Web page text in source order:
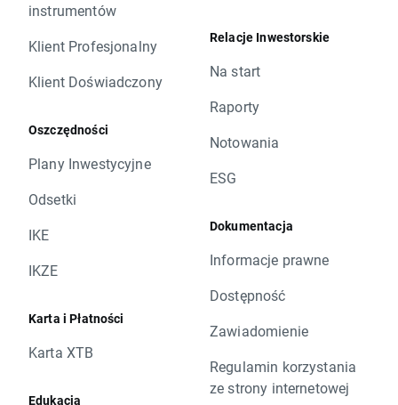
instrumentów
Klient Profesjonalny
Klient Doświadczony
Oszczędności
Plany Inwestycyjne
Odsetki
IKE
IKZE
Karta i Płatności
Karta XTB
Edukacja
Relacje Inwestorskie
Na start
Raporty
Notowania
ESG
Dokumentacja
Informacje prawne
Dostępność
Zawiadomienie
Regulamin korzystania
ze strony internetowej